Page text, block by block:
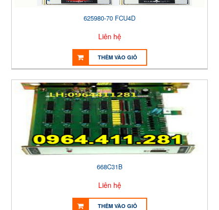
625980-70 FCU4D
Liên hệ
THÊM VÀO GIỎ
668C31B
Liên hệ
THÊM VÀO GIỎ